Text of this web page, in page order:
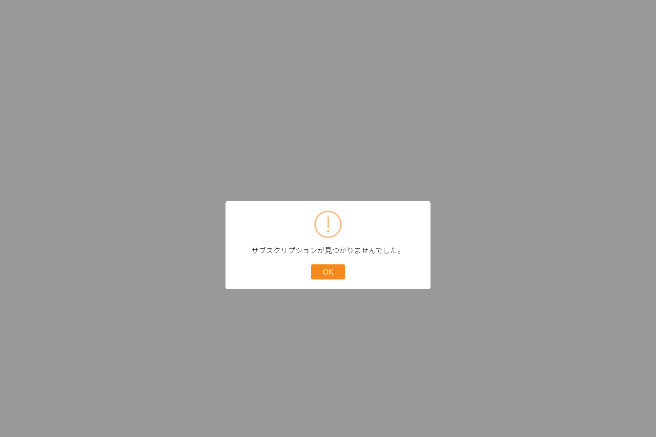
サブスクリプションが見つかりませんでした。
OK